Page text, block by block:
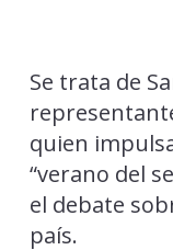
Se trata de
quien
“verano del
el debate
país.